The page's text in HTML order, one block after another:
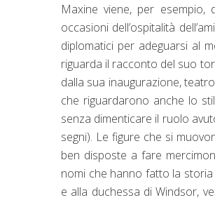
Maxine viene, per
occasioni dell’ospitalità
diplomatici per adeguarsi al
riguarda il racconto del suo
dalla sua inaugurazione,
che riguardarono anche lo
senza dimenticare il ruolo
segni). Le figure che si
ben disposte a fare
nomi che hanno fatto la
e alla duchessa di Windsor,